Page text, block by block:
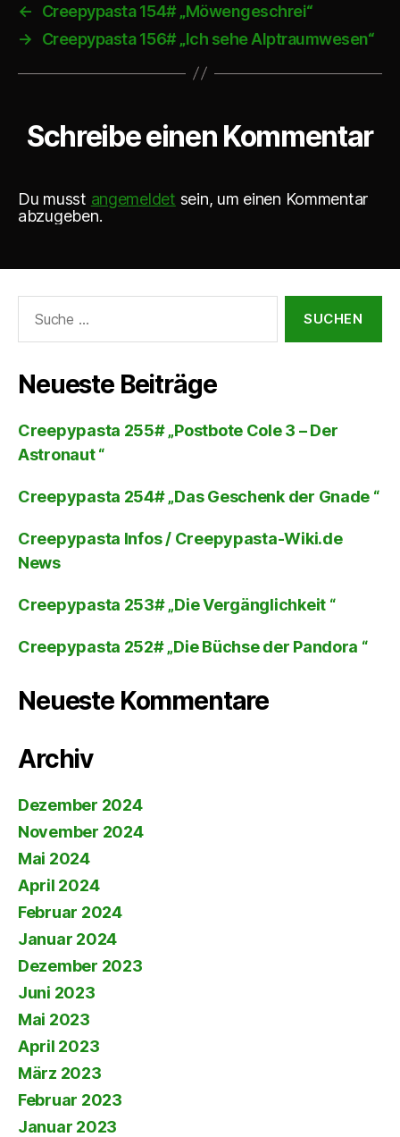
←
Creepypasta 154# „Möwengeschrei“
→
Creepypasta 156# „Ich sehe Alptraumwesen“
Schreibe einen Kommentar
Du musst angemeldet sein, um einen Kommentar
abzugeben.
nach:
Neueste Beiträge
Creepypasta 255# „Postbote Cole 3 – Der
Astronaut “
Creepypasta 254# „Das Geschenk der Gnade “
Creepypasta Infos / Creepypasta-Wiki.de
News
Creepypasta 253# „Die Vergänglichkeit “
Creepypasta 252# „Die Büchse der Pandora “
Neueste Kommentare
Archiv
Dezember 2024
November 2024
Mai 2024
April 2024
Februar 2024
Januar 2024
Dezember 2023
Juni 2023
Mai 2023
April 2023
März 2023
Februar 2023
Januar 2023